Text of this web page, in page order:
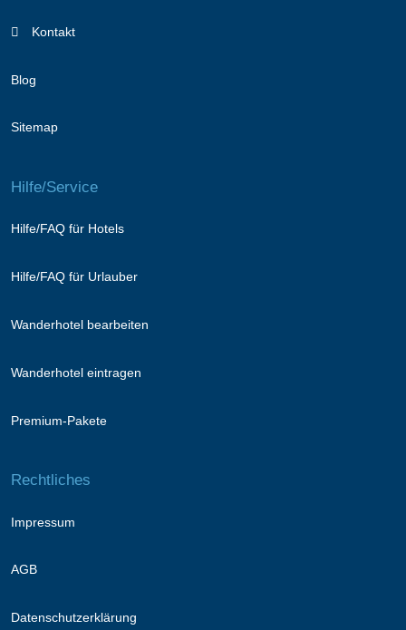
Kontakt
Blog
Sitemap
Hilfe/Service
Hilfe/FAQ für Hotels
Hilfe/FAQ für Urlauber
Wanderhotel bearbeiten
Wanderhotel eintragen
Premium-Pakete
Rechtliches
Impressum
AGB
Datenschutzerklärung